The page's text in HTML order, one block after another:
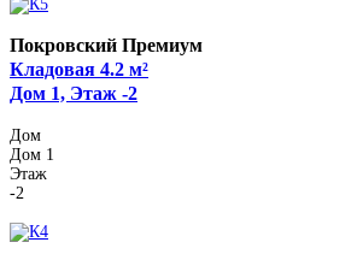
Покровский Премиум
Кладовая 4.2 м²
Дом 1, Этаж -2
Дом
Дом 1
Этаж
-2